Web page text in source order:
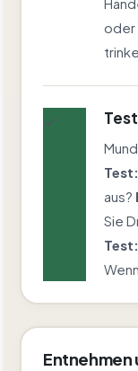
oder
✓ Test
Test:
aus?
Sie
Test: